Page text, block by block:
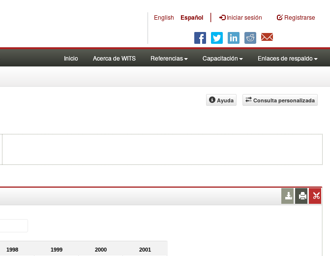
English Español | Iniciar sesión Registrarse
Inicio Acerca de WITS Referencias Capacitación Enlaces de respaldo
Consulta personalizada
Ayuda
1998 1999 2000 2001